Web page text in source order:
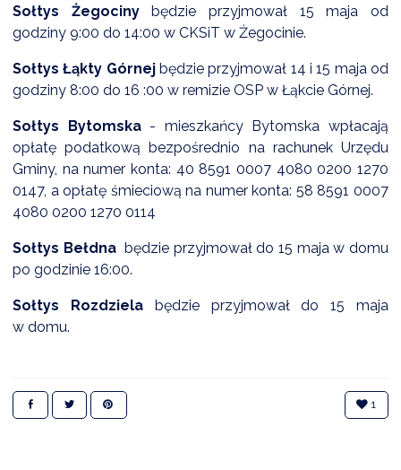
EWIDENCJA EMISYJNOŚCI BUDYNKÓW (CEEB)
Sołtys Żegocinybędzie przyjmował 15 maja od
godziny 9:00 do 14:00 w CKSiT w Żegocinie.
Sołtys Łąkty Górnejbędzie przyjmował 14 i 15 maja od
godziny 8:00 do 16 :00 w remizie OSP w Łąkcie Górnej.
Sołtys Bytomska- mieszkańcy Bytomska wpłacają
opłatę podatkową bezpośrednio na rachunek Urzędu
Gminy, na numer konta: 40 8591 0007 4080 0200 1270
0147, a opłatę śmieciową na numer konta: 58 8591 0007
4080 0200 1270 0114
Sołtys Bełdna będzie przyjmował do 15 maja w domu
po godzinie 16:00.
Sołtys Rozdzielabędzie przyjmował do 15 maja
w domu.
1